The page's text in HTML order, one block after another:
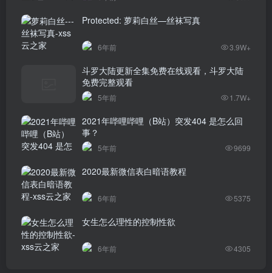
Protected: 萝莉白丝—丝袜写真
6年前 3.9W+
斗罗大陆更新全集免费在线观看，斗罗大陆
免费完整观看
5年前 1.7W+
2021年哔哩哔哩（B站）突发404 是怎么回
事？
5年前 9699
2020最新微信表白暗语教程
6年前 5375
女生怎么理性的控制性欲
6年前 4305